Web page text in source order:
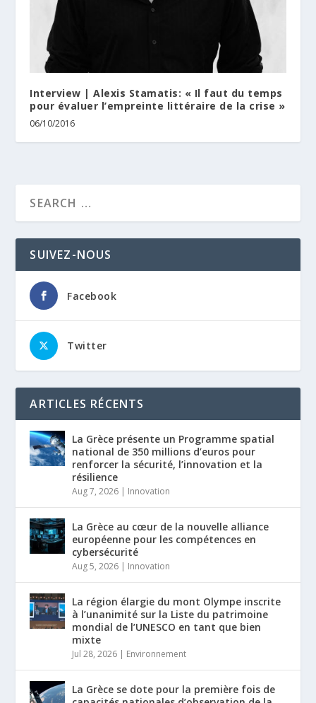
Interview | Alexis Stamatis: « Il faut du temps
pour évaluer l’empreinte littéraire de la crise »
06/10/2016
SUIVEZ-NOUS
Facebook
Twitter
ARTICLES RÉCENTS
La Grèce présente un Programme spatial
national de 350 millions d’euros pour
renforcer la sécurité, l’innovation et la
résilience
Aug 7, 2026 | Innovation
La Grèce au cœur de la nouvelle alliance
européenne pour les compétences en
cybersécurité
Aug 5, 2026 | Innovation
La région élargie du mont Olympe inscrite
à l’unanimité sur la Liste du patrimoine
mondial de l’UNESCO en tant que bien
mixte
Jul 28, 2026 | Environnement
La Grèce se dote pour la première fois de